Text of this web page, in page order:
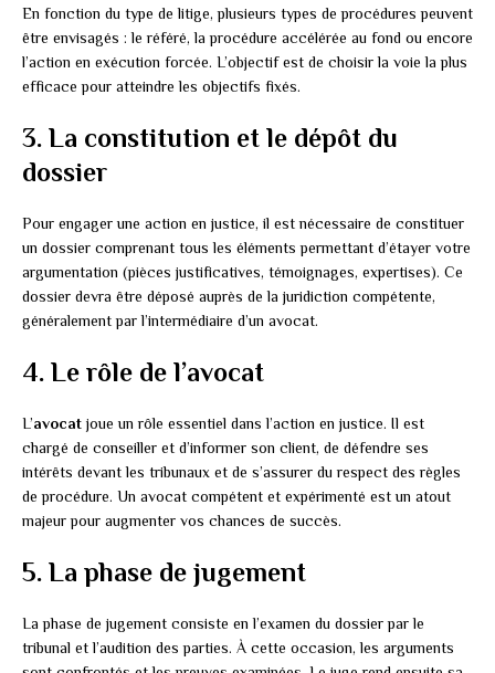
En fonction du type de litige, plusieurs types de procédures peuvent
être envisagés : le référé, la procédure accélérée au fond ou encore
l’action en exécution forcée. L’objectif est de choisir la voie la plus
efficace pour atteindre les objectifs fixés.
3. La constitution et le dépôt du
dossier
Pour engager une action en justice, il est nécessaire de constituer
un dossier comprenant tous les éléments permettant d’étayer votre
argumentation (pièces justificatives, témoignages, expertises). Ce
dossier devra être déposé auprès de la juridiction compétente,
généralement par l’intermédiaire d’un avocat.
4. Le rôle de l’avocat
L’avocat joue un rôle essentiel dans l’action en justice. Il est
chargé de conseiller et d’informer son client, de défendre ses
intérêts devant les tribunaux et de s’assurer du respect des règles
de procédure. Un avocat compétent et expérimenté est un atout
majeur pour augmenter vos chances de succès.
5. La phase de jugement
La phase de jugement consiste en l’examen du dossier par le
tribunal et l’audition des parties. À cette occasion, les arguments